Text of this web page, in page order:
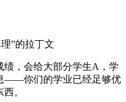
”的拉丁文
绩，会给大部分学生A，学
——你们的学业已经足够优
。